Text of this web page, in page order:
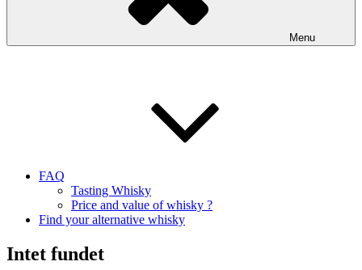
Menu
FAQ
Tasting Whisky
Price and value of whisky ?
Find your alternative whisky
Intet fundet